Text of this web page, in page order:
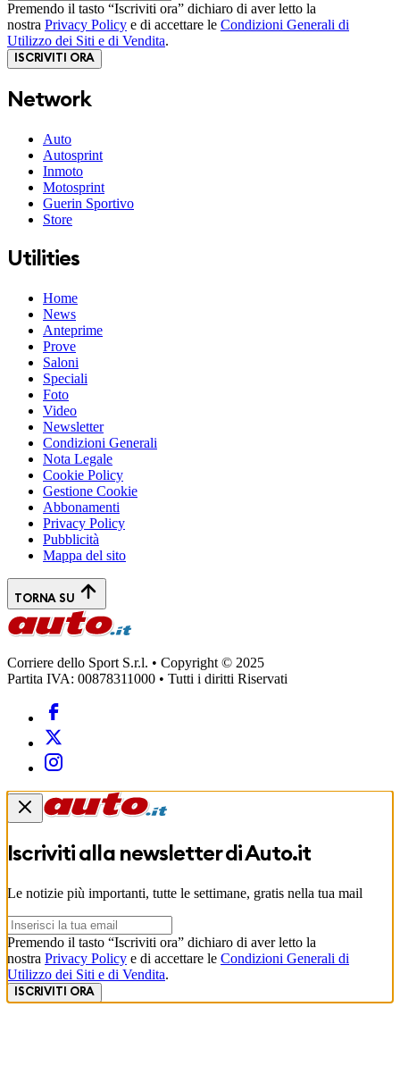
Premendo il tasto “Iscriviti ora” dichiaro di aver letto la
nostra Privacy Policy e di accettare le Condizioni Generali di
Utilizzo dei Siti e di Vendita.
ISCRIVITI ORA
Network
Auto
Autosprint
Inmoto
Motosprint
Guerin Sportivo
Store
Utilities
Home
News
Anteprime
Prove
Saloni
Speciali
Foto
Video
Newsletter
Condizioni Generali
Nota Legale
Cookie Policy
Gestione Cookie
Abbonamenti
Privacy Policy
Pubblicità
Mappa del sito
TORNA SU
Corriere dello Sport S.r.l. • Copyright © 2025
Partita IVA: 00878311000 • Tutti i diritti Riservati
Iscriviti alla newsletter diAuto.it
Le notizie più importanti, tutte le settimane, gratis nella tua mail
Premendo il tasto “Iscriviti ora” dichiaro di aver letto la
nostra Privacy Policy e di accettare le Condizioni Generali di
Utilizzo dei Siti e di Vendita.
ISCRIVITI ORA